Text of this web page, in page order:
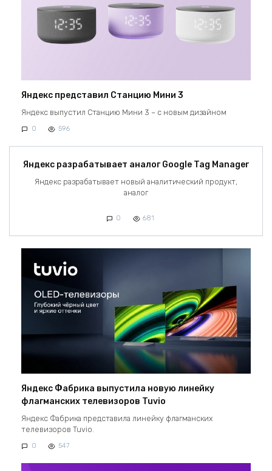
Яндекс представил Станцию Мини 3
Яндекс выпустил Станцию Мини 3 – с новым дизайном
0 596
Яндекс разрабатывает аналог Google Tag Manager
Яндекс разрабатывает новый аналитический продукт,
аналог
0 681
Яндекс Фабрика выпустила новую линейку
флагманских телевизоров Tuvio
Яндекс Фабрика представила линейку флагманских
телевизоров Tuvio.
0 547